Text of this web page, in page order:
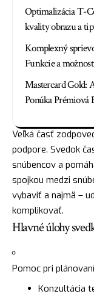
Optimalizácia T-
kvality obrazu a
Komplexný
Funkcie a
Mastercard Gold:
Ponúka Prémiová
Veľká časť
podpore. Svedok
snúbencov a
spojkou medzi
vybaviť a najmä –
komplikovať.
Hlavné úlohy
Pomoc pri
Konzultácia